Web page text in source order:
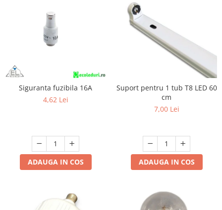
Siguranta fuzibila 16A
4,62 Lei
ADAUGA IN COS
Suport pentru 1 tub T8 LED 60
cm
7,00 Lei
ADAUGA IN COS